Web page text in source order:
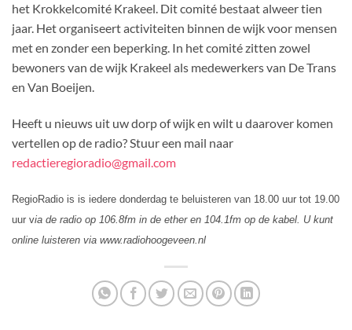
het Krokkelcomité Krakeel. Dit comité bestaat alweer tien
jaar. Het organiseert activiteiten binnen de wijk voor mensen
met en zonder een beperking. In het comité zitten zowel
bewoners van de wijk Krakeel als medewerkers van De Trans
en Van Boeijen.
Heeft u nieuws uit uw dorp of wijk en wilt u daarover komen
vertellen op de radio? Stuur een mail naar
redactieregioradio@gmail.com
RegioRadio is is iedere donderdag te beluisteren van 18.00 uur tot 19.00
uur via de radio op 106.8fm in de ether en 104.1fm op de kabel. U kunt
online luisteren via www.radiohoogeveen.nl